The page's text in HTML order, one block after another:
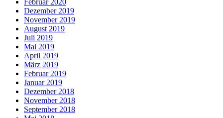
Dezember 2019
November 2019
August 2019
Juli 2019
Mai 2019
April 2019
März 2019
Februar 2019
Januar 2019
Dezember 2018
November 2018
September 2018